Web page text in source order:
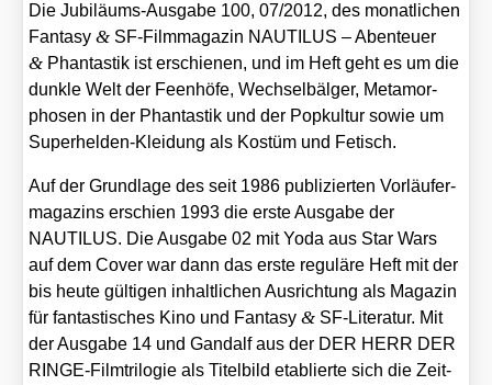
Die Jubi­lä­ums-Aus­ga­be 100, 07/​2012, des monat­li­chen
Fan­ta­sy& SF-Film­ma­ga­zin NAUTILUS – Aben­teu­er
& Phan­tas­tik ist erschie­nen, und im Heft geht es um die
dunk­le Welt der Feen­hö­fe, Wech­sel­bäl­ger, Meta­mor­
pho­sen in der Phan­tas­tik und der Pop­kul­tur sowie um
Super­hel­den-Klei­dung als Kos­tüm und Fetisch.
Auf der Grund­la­ge des seit 1986 publi­zier­ten Vor­läu­fer­
ma­ga­zins erschien 1993 die ers­te Aus­ga­be der
NAUTILUS. Die Aus­ga­be 02 mit Yoda aus Star Wars
auf dem Cover war dann das ers­te regu­lä­re Heft mit der
bis heu­te gül­ti­gen inhalt­li­chen Aus­rich­tung als Maga­zin
für fan­tas­ti­sches Kino und Fan­ta­sy& SF-Lite­ra­tur. Mit
der Aus­ga­be 14 und Gan­dalf aus der DER HERR DER
RIN­GE-Film­tri­lo­gie als Titel­bild eta­blier­te sich die Zeit­